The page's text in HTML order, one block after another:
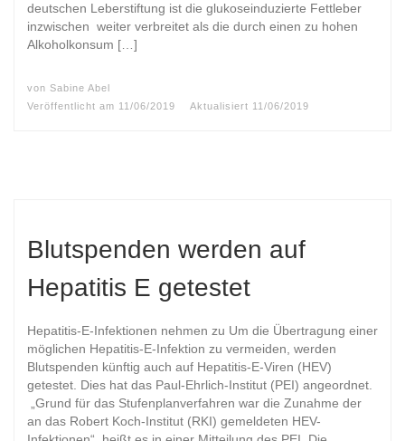
deutschen Leberstiftung ist die glukoseinduzierte Fettleber
inzwischen weiter verbreitet als die durch einen zu hohen
Alkoholkonsum […]
von Sabine Abel
Veröffentlicht am 11/06/2019 Aktualisiert 11/06/2019
Blutspenden werden auf
Hepatitis E getestet
Hepatitis-E-Infektionen nehmen zu Um die Übertragung einer
möglichen Hepatitis-E-Infektion zu vermeiden, werden
Blutspenden künftig auch auf Hepatitis-E-Viren (HEV)
getestet. Dies hat das Paul-Ehrlich-Institut (PEI) angeordnet.
„Grund für das Stufenplanverfahren war die Zunahme der
an das Robert Koch-Institut (RKI) gemeldeten HEV-